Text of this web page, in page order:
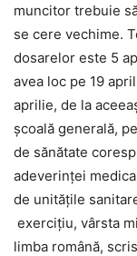
muncitor trebuie
se cere vechime.
dosarelor este 5
avea loc pe 19
aprilie, de la
școală generală,
de sănătate
adeverinței
de unitățile
exercițiu, vârsta
limba română,